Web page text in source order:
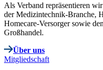
Als Verband repräsentieren
der Medizintechnik-Branche,
Homecare-Versorger sowie
Großhandel.
Über uns
Mitgliedschaft